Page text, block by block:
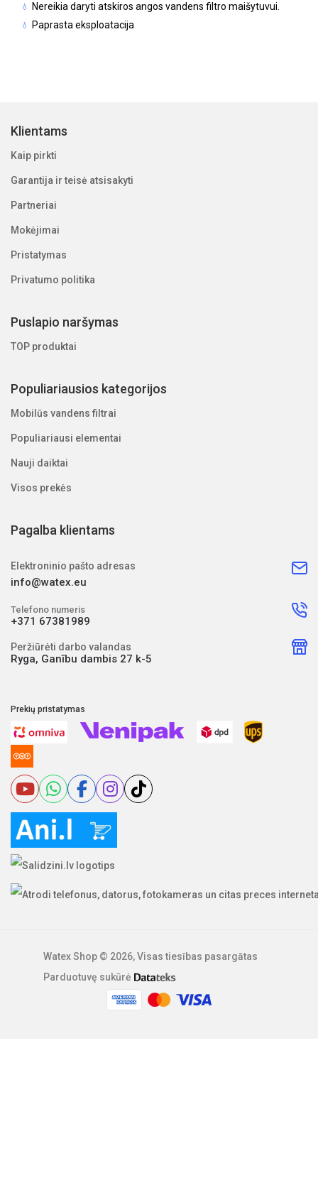
Nereikia daryti atskiros angos vandens filtro maišytuvui.
Paprasta eksploatacija
Klientams
Kaip pirkti
Garantija ir teisė atsisakyti
Partneriai
Mokėjimai
Pristatymas
Privatumo politika
Puslapio naršymas
TOP produktai
Populiariausios kategorijos
Mobilūs vandens filtrai
Populiariausi elementai
Nauji daiktai
Visos prekės
Pagalba klientams
Elektroninio pašto adresas
info@watex.eu
Telefono numeris
+371 67381989
Peržiūrėti darbo valandas
Ryga, Ganību dambis 27 k-5
Prekių pristatymas
Watex Shop © 2026, Visas tiesības pasargātas
Parduotuvę sukūrė